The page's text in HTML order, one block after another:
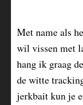
Met name als
wil vissen met
hang ik graag
de witte
jerkbait kun je